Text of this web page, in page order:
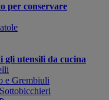
per conservare
gli utensili da cucina
e Grembiuli